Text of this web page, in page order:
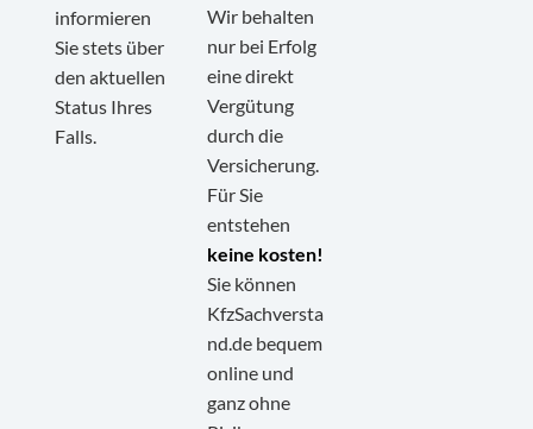
informieren
Sie stets über
den aktuellen
Status Ihres
Falls.
Wir behalten
nur bei Erfolg
eine direkt
Vergütung
durch die
Versicherung.
Für Sie
entstehen
keine kosten!
Sie können
KfzSachversta
nd.de bequem
online und
ganz ohneKundenbewertungen und Erfahrungen zu